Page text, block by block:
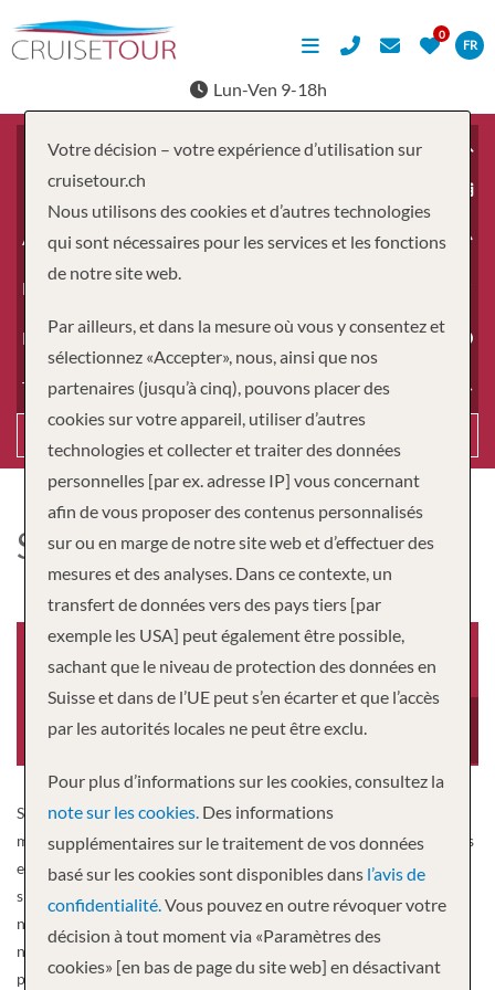
FR
Lun-Ven 9-18h
À partir du
Adultes
Enfants
Durée
Type de voyage
SILVER MUSE
Année de construction
2017
Equipage
411
Silver Muse est sans aucun doute une œuvre d’art inspirante. Le
meilleur endroit entre ciel et mer : huit salles à manger, des espaces
extérieurs spacieux et une technologie de pointe la rendent tout
simplement divine. Silversea Cruises est heureuse de présenter son
nouveau navire amiral, Silver Muse. Livré au printemps 2017, ce
nouveau navire de 40 700 de tonnage brut de luxe a été construit
par Fincantieri et peut accueillir 596 passagers. Représentant une
Votre décision – votre expérience d’utilisation sur
cruisetour.ch
Nous utilisons des cookies et d’autres technologies
qui sont nécessaires pour les services et les fonctions
de notre site web.
Par ailleurs, et dans la mesure où vous y consentez et
sélectionnez «Accepter», nous, ainsi que nos
partenaires (jusqu’à cinq), pouvons placer des
cookies sur votre appareil, utiliser d’autres
technologies et collecter et traiter des données
personnelles [par ex. adresse IP] vous concernant
afin de vous proposer des contenus personnalisés
sur ou en marge de notre site web et d’effectuer des
mesures et des analyses. Dans ce contexte, un
transfert de données vers des pays tiers [par
exemple les USA] peut également être possible,
sachant que le niveau de protection des données en
Suisse et dans de l’UE peut s’en écarter et que l’accès
par les autorités locales ne peut être exclu.
Pour plus d’informations sur les cookies, consultez la
note sur les cookies. Des informations
supplémentaires sur le traitement de vos données
basé sur les cookies sont disponibles dans l’avis de
confidentialité.Vous pouvez en outre révoquer votre
décision à tout moment via «Paramètres des
cookies» [en bas de page du site web] en désactivant